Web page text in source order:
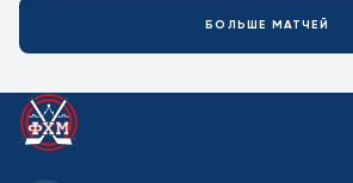
БОЛЬШЕ МАТЧЕЙ